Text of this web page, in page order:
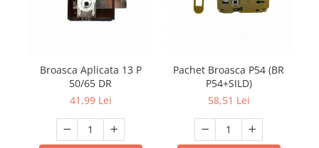
Broasca Aplicata 13 P
50/65 DR
41,99 Lei
Pachet Broasca P54 (BR
P54+SILD)
58,51 Lei